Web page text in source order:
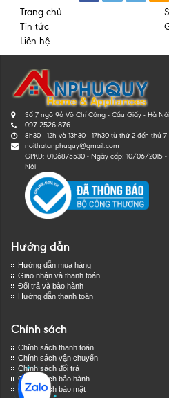
Trang chủ
Tin tức
Liên hệ
Số 7 ngõ 96 Võ Chí Công - Cầu Giấy - Hà
097 2526 876
8h30 - 12h và 13h30 - 17h30 từ thứ 2 đến thứ 7
noithatanphuquy@gmail.com
GPKD: 0106875530 - Ngày cấp: 10/06/2015
Nội
Hướng dẫn
Hướng dẫn mua hàng
Giao nhận và thanh toán
Đổi trả và bảo hành
Hướng dẫn thanh toán
Chính sách
Chính sách thanh toán
Chính sách vận chuyển
Chính sách đổi trả
Chính sách bảo hành
Chính sách bảo mật